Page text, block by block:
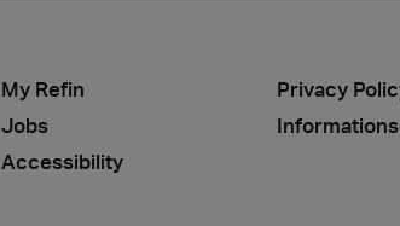
My Refin
Jobs
Accessibility
Privacy